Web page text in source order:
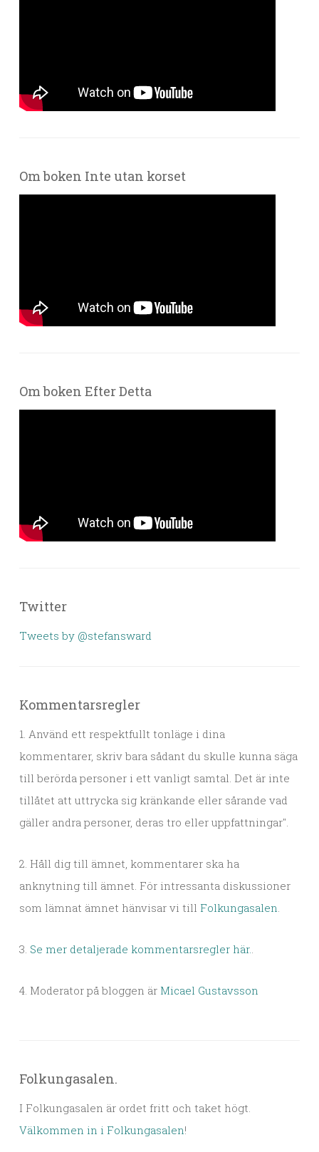
Om boken Inte utan korset
Om boken Efter Detta
Twitter
Tweets by @stefansward
Kommentarsregler
1. Använd ett respektfullt tonläge i dina
kommentarer, skriv bara sådant du skulle kunna säga
till berörda personer i ett vanligt samtal. Det är inte
tillåtet att uttrycka sig kränkande eller sårande vad
gäller andra personer, deras tro eller uppfattningar".
2. Håll dig till ämnet, kommentarer ska ha
anknytning till ämnet. För intressanta diskussioner
som lämnat ämnet hänvisar vi till Folkungasalen.
3. Se mer detaljerade kommentarsregler här..
4. Moderator på bloggen är Micael Gustavsson
Folkungasalen.
I Folkungasalen är ordet fritt och taket högt.
Välkommen in i Folkungasalen!